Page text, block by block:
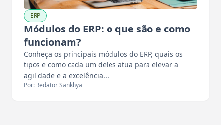
ERP
Módulos do ERP: o que são e como
funcionam?
Conheça os principais módulos do ERP, quais os
tipos e como cada um deles atua para elevar a
agilidade e a excelência...
Por: Redator Sankhya